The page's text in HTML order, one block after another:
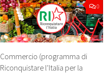
0
Commercio (programma di
Riconquistare l’Italia per la